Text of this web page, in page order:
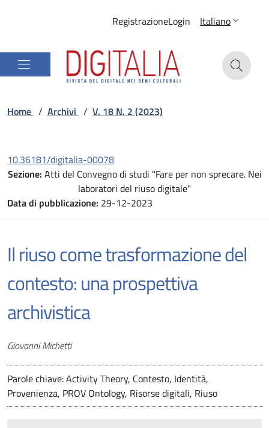
RegistrazioneLogin Italiano
Home / Archivi / V. 18 N. 2 (2023)
10.36181/digitalia-00078
Sezione: Atti del Convegno di studi "Fare per non sprecare. Nei
laboratori del riuso digitale"
Data di pubblicazione: 29-12-2023
Il riuso come trasformazione del
contesto: una prospettiva
archivistica
Autori
Giovanni Michetti
Parole chiave: Activity Theory, Contesto, Identità,
Provenienza, PROV Ontology, Risorse digitali, Riuso